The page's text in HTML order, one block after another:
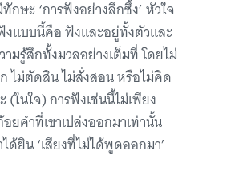
กษะ ‘การฟังอย่างลึกซึ้ง’ หัวใจ
แบบนี้คือ ฟังและอยู่ทั้งตัวและ
มรู้สึกทั้งมวลอย่างเต็มที่ โดยไม่
ไม่ตัดสิน ไม่สั่งสอน หรือไม่คิด
(ในใจ) การฟังเช่นนี้ไม่เพียง
ยคำที่เขาเปล่งออกมาเท่านั้น
ด้ยิน ‘เสียงที่ไม่ได้พูดออกมา’